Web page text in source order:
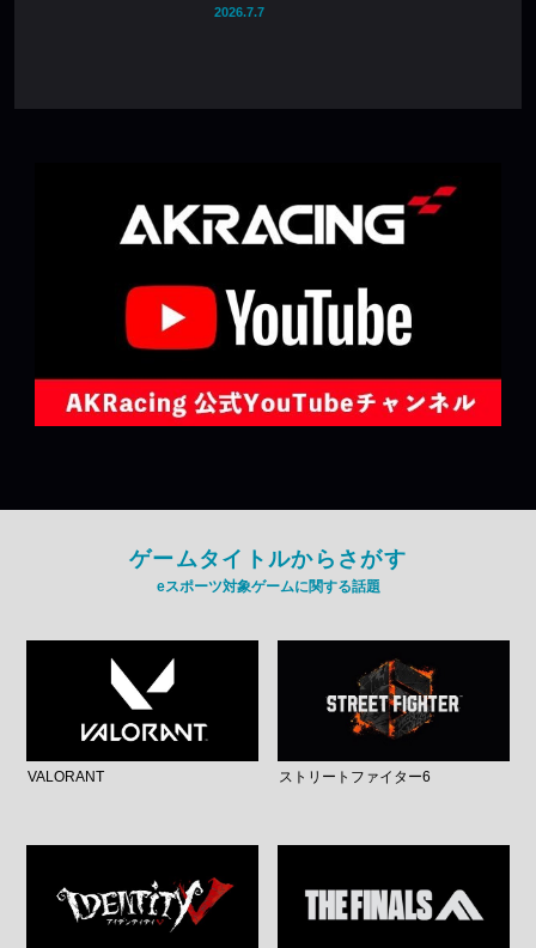
2026.7.7
ゲームタイトルからさがす
eスポーツ対象ゲームに関する話題
VALORANT ストリートファイター6